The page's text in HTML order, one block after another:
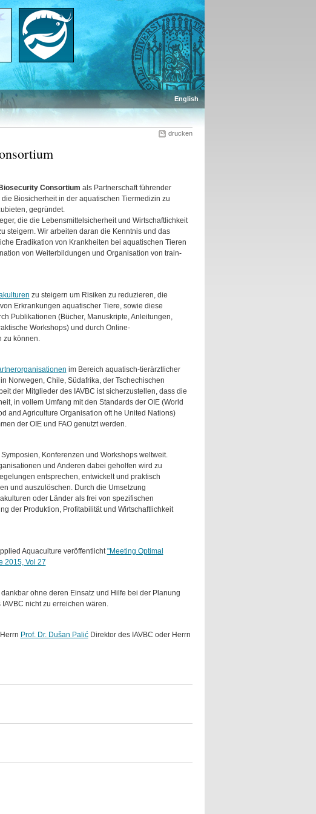
English
drucken
Consortium als Partnerschaft führender
Biosicherheit in der aquatischen Tiermedizin zu
gegründet.
die die Lebensmittelsicherheit und Wirtschaftlichkeit
steigern. Wir arbeiten daran die Kenntnis und das
Eradikation von Krankheiten bei aquatischen Tieren
von Weiterbildungen und Organisation von train-
zu steigern um Risiken zu reduzieren, die
Erkrankungen aquatischer Tiere, sowie diese
Publikationen (Bücher, Manuskripte, Anleitungen,
Workshops) und durch Online-
zu können.
im Bereich aquatisch-tierärztlicher
Norwegen, Chile, Südafrika, der Tschechischen
der Mitglieder des IAVBC ist sicherzustellen, dass die
in vollem Umfang mit den Standards der OIE (World
and Agriculture Organisation oft he United Nations)
der OIE und FAO genutzt werden.
Konferenzen und Workshops weltweit.
und Anderen dabei geholfen wird zu
entsprechen, entwickelt und praktisch
und auszulöschen. Durch die Umsetzung
oder Länder als frei von spezifischen
der Produktion, Profitabilität und Wirtschaftlichkeit
Aquaculture veröffentlicht"Meeting Optimal
2015, Vol 27
ohne deren Einsatz und Hilfe bei der Planung
nicht zu erreichen wären.
Prof. Dr. Dušan PalićDirektor des IAVBC oder Herrn